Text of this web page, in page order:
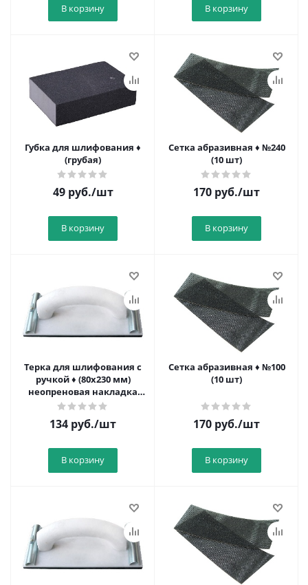
В корзину В корзину
Губка для шлифования ♦
(грубая)
49руб./шт
В корзину
Сетка абразивная ♦ №240
(10 шт)
170 руб./шт
В корзину
Терка для шлифования с
ручкой ♦ (80х230 мм)
неопреновая накладка
6мм
134 руб./шт
В корзину
Сетка абразивная ♦ №100
(10 шт)
170 руб./шт
В корзину